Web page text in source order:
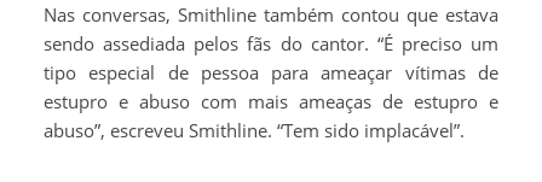
Nas conversas, Smithline também contou que estava
sendo assediada pelos fãs do cantor. “É preciso um
tipo especial de pessoa para ameaçar vítimas de
estupro e abuso com mais ameaças de estupro e
abuso”, escreveu Smithline. “Tem sido implacável”.